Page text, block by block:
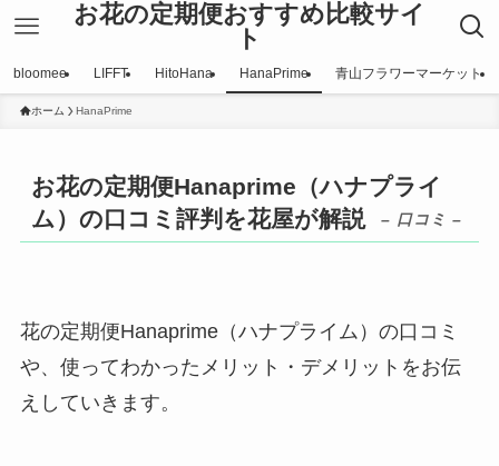
お花の定期便おすすめ比較サイ
ト
bloomee LIFFT HitoHana HanaPrime 青山フラワーマーケット
ホーム HanaPrime
お花の定期便Hanaprime（ハナプライ
ム）の口コミ評判を花屋が解説
– 口コミ –
花の定期便Hanaprime（ハナプライム）の口コミ
や、使ってわかったメリット・デメリットをお伝
えしていきます。